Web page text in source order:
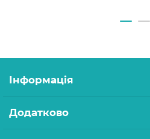
Інформація
Додатково